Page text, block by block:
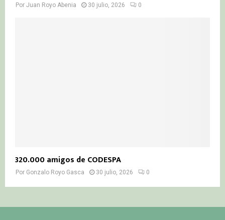
Por Juan Royo Abenia 30 julio, 2026 0
320.000 amigos de CODESPA
Por Gonzalo Royo Gasca 30 julio, 2026 0